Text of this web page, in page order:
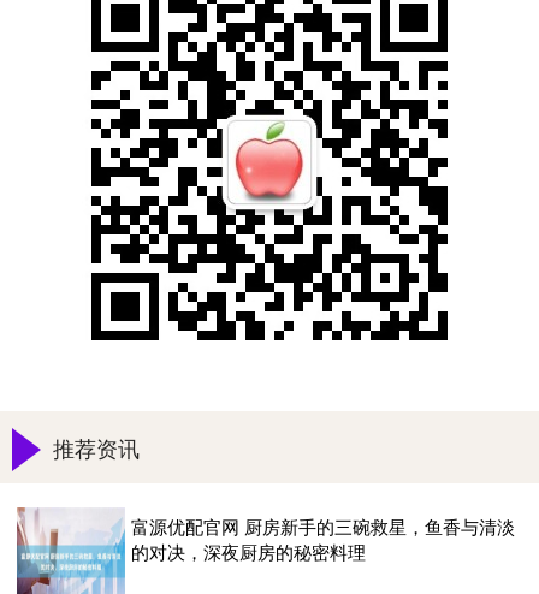
推荐资讯
富源优配官网 厨房新手的三碗救星，鱼香与清淡
的对决，深夜厨房的秘密料理